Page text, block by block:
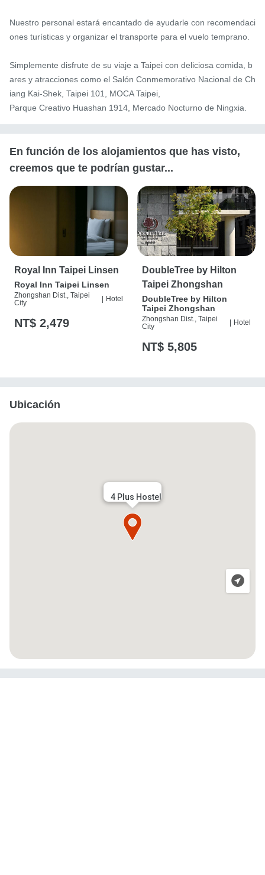
Nuestro personal estará encantado de ayudarle con recomendaci
ones turísticas y organizar el transporte para el vuelo temprano.
Simplemente disfrute de su viaje a Taipei con deliciosa comida, b
ares y atracciones como el Salón Conmemorativo Nacional de Ch
iang Kai-Shek, Taipei 101, MOCA Taipei,
Parque Creativo Huashan 1914, Mercado Nocturno de Ningxia.
En función de los alojamientos que has visto,
creemos que te podrían gustar...
Royal Inn Taipei Linsen
Royal Inn Taipei Linsen
Zhongshan Dist., Taipei
City
Hotel
NT$ 2,479
DoubleTree by Hilton
Taipei Zhongshan
DoubleTree by Hilton
Taipei Zhongshan
Zhongshan Dist., Taipei
City
Hotel
NT$ 5,805
Ubicación
4 Plus Hostel